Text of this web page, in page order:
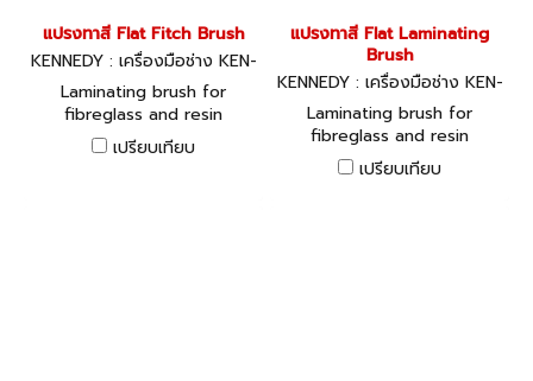
แปรงทาสี Flat Fitch Brush
KENNEDY : เครื่องมือช่าง KEN-
533-6520K
Laminating brush for
fibreglass and resin
projects. White bristle,
stainless ferrule. Cream
เปรียบเทียบ
แปรงทาสี Flat Laminating
Brush
KENNEDY : เครื่องมือช่าง KEN-
533-6340K
Laminating brush for
fibreglass and resin
projects. White bristle,
stainless ferrule. Cream
เปรียบเทียบ